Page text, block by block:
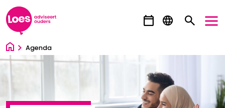
Ga direct naar inhoud
Agenda